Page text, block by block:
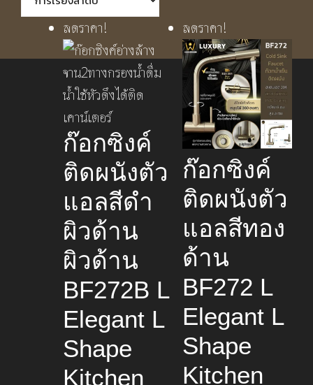
ลดราคา!
ก๊อกซิงค์
ติดผนังตัว
แอลสีดำ
ผิวด้าน
ผิวด้าน
BF272B L
Elegant L
Shape
Kitchen
ลดราคา!
ก๊อกซิงค์
ติดผนังตัว
แอลสีทอง
ด้าน
BF272 L
Elegant L
Shape
Kitchen